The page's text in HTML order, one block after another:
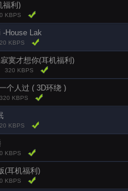
福利)
KBPS
-House Lak
KBPS
寞才想你(耳机福利)
320 KBPS
个人过 ( 3D环绕 )
320 KBPS
KBPS
KBPS
(耳机福利)
KBPS